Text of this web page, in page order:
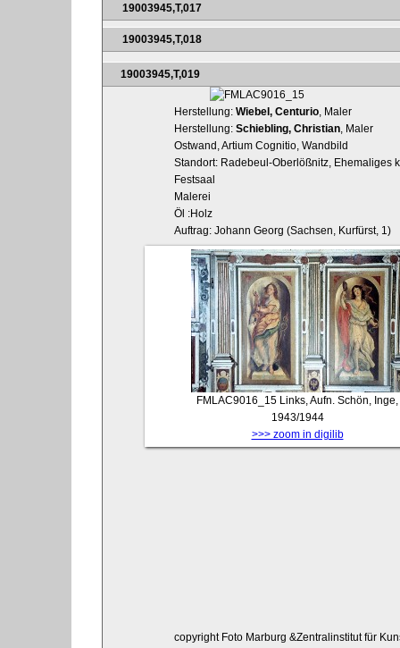
19003945,T,017
19003945,T,018
19003945,T,019
Herstellung: Wiebel, Centurio, Maler
Herstellung: Schiebling, Christian, Maler
Ostwand, Artium Cognitio, Wandbild
Standort: Radebeul-Oberlößnitz, Ehemaliges
Festsaal
Malerei
Öl :Holz
Auftrag: Johann Georg (Sachsen, Kurfürst, 1)
FMLAC9016_15 Links, Aufn. Schön, Inge,
1943/1944
>>> zoom in digilib
copyright Foto Marburg &Zentralinstitut für